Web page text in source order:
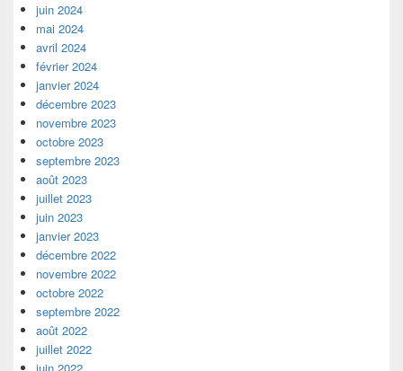
juin 2024
mai 2024
avril 2024
février 2024
janvier 2024
décembre 2023
novembre 2023
octobre 2023
septembre 2023
août 2023
juillet 2023
juin 2023
janvier 2023
décembre 2022
novembre 2022
octobre 2022
septembre 2022
août 2022
juillet 2022
juin 2022